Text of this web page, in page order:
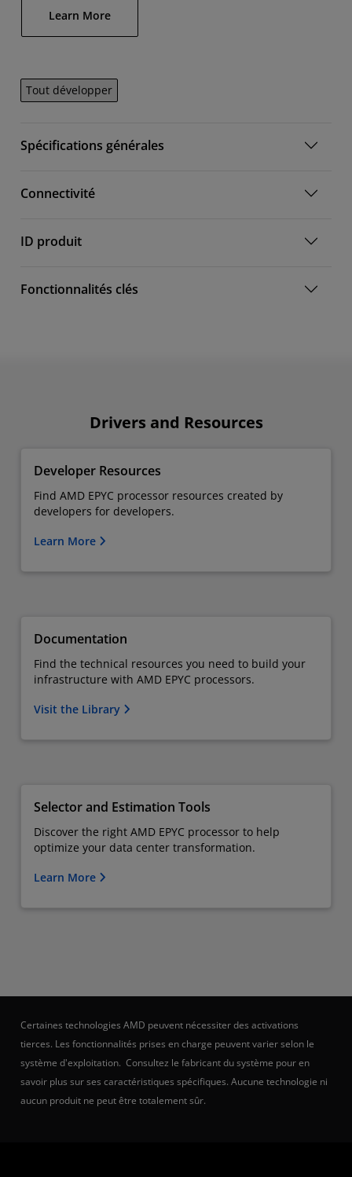
Learn More
Tout développer
Spécifications générales
Connectivité
ID produit
Fonctionnalités clés
Drivers and Resources
Developer Resources
Find AMD EPYC processor resources created by
developers for developers.
Learn More
Documentation
Find the technical resources you need to build your
infrastructure with AMD EPYC processors.
Visit the Library
Selector and Estimation Tools
Discover the right AMD EPYC processor to help
optimize your data center transformation.
Learn More
Certaines technologies AMD peuvent nécessiter des activations
tierces. Les fonctionnalités prises en charge peuvent varier selon le
système d'exploitation. Consultez le fabricant du système pour en
savoir plus sur ses caractéristiques spécifiques. Aucune technologie ni
aucun produit ne peut être totalement sûr.